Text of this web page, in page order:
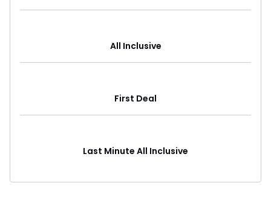
All Inclusive
First Deal
Last Minute All Inclusive